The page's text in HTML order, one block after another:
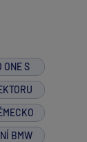
ONE S
BMW